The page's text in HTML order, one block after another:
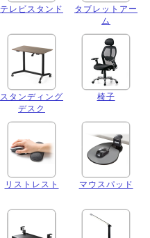
テレビスタンド
タブレットアー
ム
スタンディング
デスク
椅子
リストレスト マウスパッド